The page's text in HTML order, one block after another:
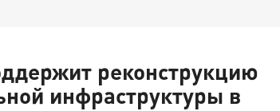
реконструкцию
инфраструктуры в